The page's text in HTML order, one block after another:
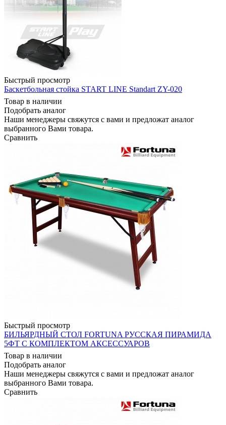
Быстрый просмотр
Баскетбольная стойка START LINE Standart ZY-020
Товар в наличии
Подобрать аналог
Наши менеджеры свяжутся с вами и предложат аналог
выбранного Вами товара.
Сравнить
Быстрый просмотр
БИЛЬЯРДНЫЙ СТОЛ FORTUNA РУССКАЯ ПИРАМИДА
5ФТ С КОМПЛЕКТОМ АКСЕССУАРОВ
Товар в наличии
Подобрать аналог
Наши менеджеры свяжутся с вами и предложат аналог
выбранного Вами товара.
Сравнить